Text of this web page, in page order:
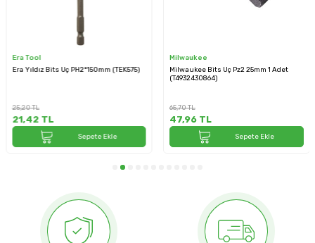
Era Tool
Era Yıldız Bits Uç PH2*150mm (TEK575)
25,20TL
21,42 TL
Sepete Ekle
Milwaukee
Milwaukee Bits Uç Pz2 25mm 1 Adet
(T4932430864)
65,70TL
47,96TL
Sepete Ekle